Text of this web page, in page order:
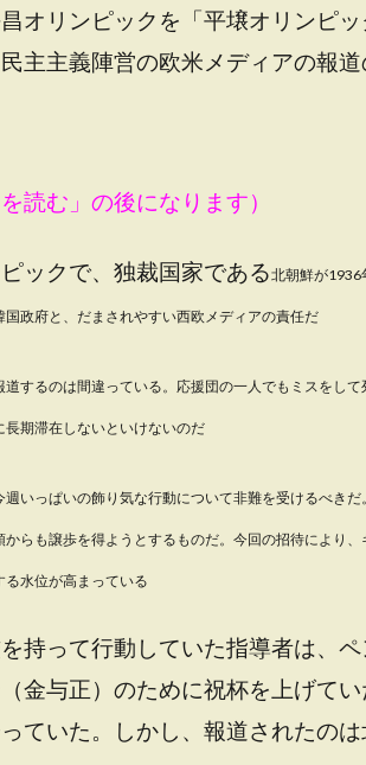
オリンピックを「平壌オリンピ
主主義陣営の欧米メディアの報道
読む」の後になります）
ックで、独裁国家である北朝鮮が1936
国政府と、だまされやすい西欧メディアの責任だ
道するのは間違っている。応援団の一人でもミスをし
期滞在しないといけないのだ
週いっぱいの飾り気な行動について非難を受けるべき
らも譲歩を得ようとするものだ。今回の招待により
水位が高まっている
を持って行動していた指導者は、
金与正）のために祝杯を上げて
ていた。しかし、報道されたの